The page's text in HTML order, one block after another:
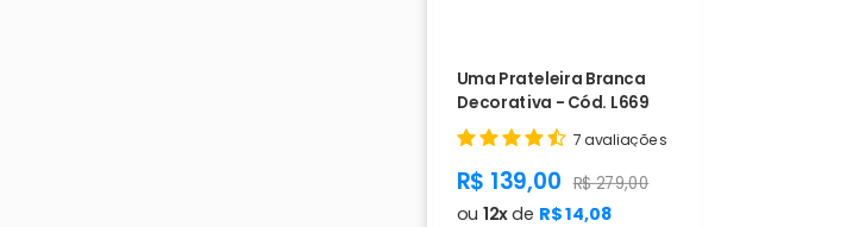
Uma Prateleira Branca
Decorativa - Cód. L669
7 avaliações
product.general.sale_price
R$ 139,00 product.general.regular_price
R$ 279,00
ou 12xde R$ 14,08